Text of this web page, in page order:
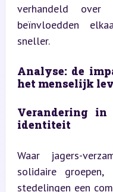
verhandeld over
beïnvloedden
sneller.
Analyse: de
het menselijk
Verandering in
identiteit
Waar jagers-
solidaire groepen,
stedelingen een